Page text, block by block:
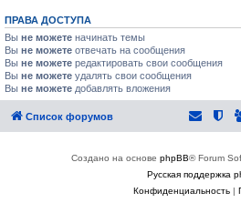
ПРАВА ДОСТУПА
Вы не можете начинать темы
Вы не можете отвечать на сообщения
Вы не можете редактировать свои сообщения
Вы не можете удалять свои сообщения
Вы не можете добавлять вложения
Список форумов
Создано на основе phpBB® Forum
Русская поддержка
Конфиденциальность|